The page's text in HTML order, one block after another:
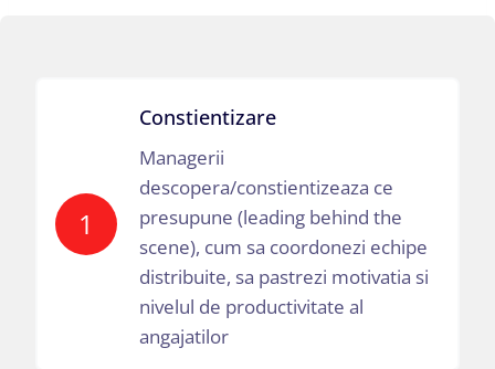
1
Constientizare
Managerii
descopera/constientizeaza ce
presupune (leading behind the
scene), cum sa coordonezi echipe
distribuite, sa pastrezi motivatia si
nivelul de productivitate al
angajatilor